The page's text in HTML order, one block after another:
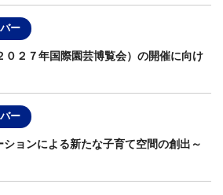
ー
０２７年国際園芸博覧会）の開催に向け
ー
ョンによる新たな子育て空間の創出～